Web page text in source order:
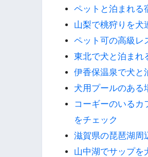
ペットと泊まれる
山梨で桃狩りを犬
ペット可の高級レ
東北で犬と泊まれ
伊香保温泉で犬と
犬用プールのある
コーギーのいるカ
をチェック
滋賀県の琵琶湖周
山中湖でサップを